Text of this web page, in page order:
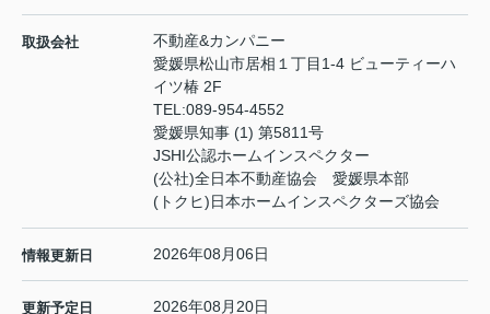
取扱会社
不動産&カンパニー
愛媛県松山市居相１丁目1-4 ビューティーハ
イツ椿 2F
TEL:089-954-4552
愛媛県知事 (1) 第5811号
JSHI公認ホームインスペクター
(公社)全日本不動産協会 愛媛県本部
(トクヒ)日本ホームインスペクターズ協会
情報更新日 2026年08月06日
更新予定日 2026年08月20日